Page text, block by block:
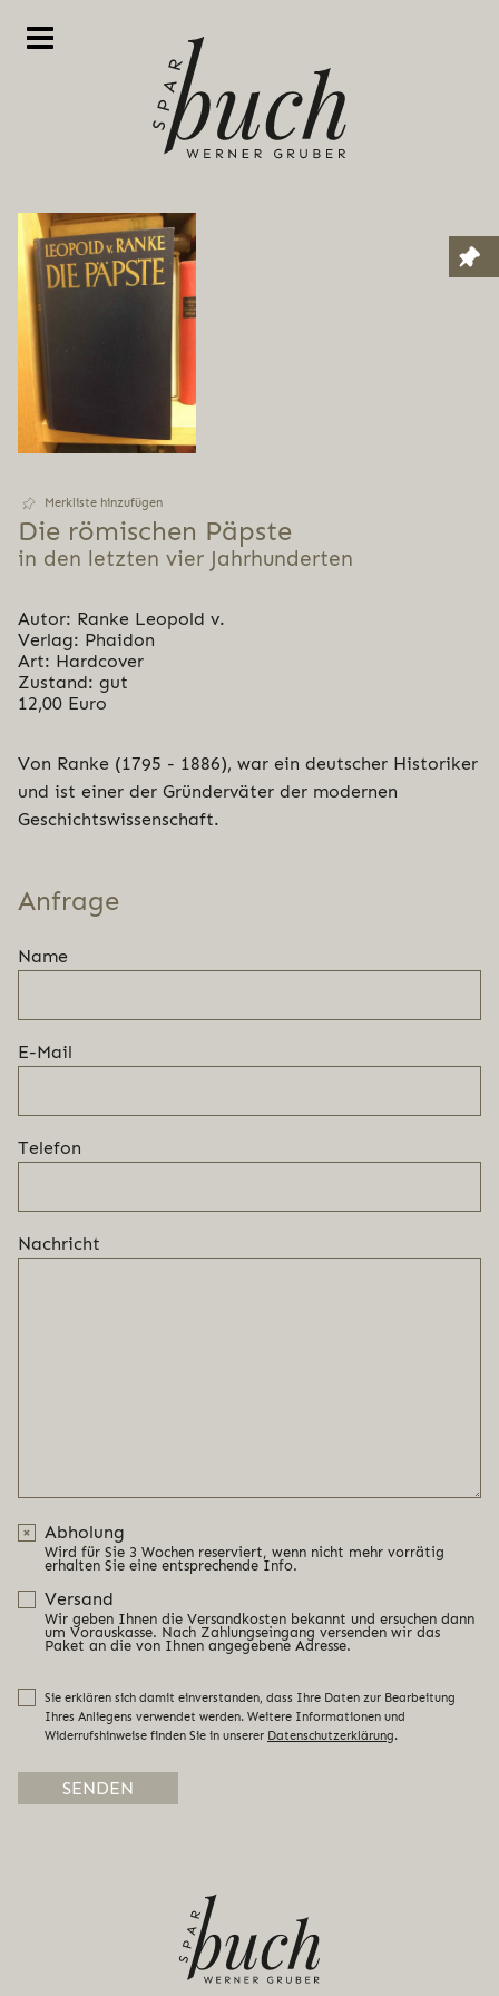
Merkliste hinzufügen
Die römischen Päpste
in den letzten vier Jahrhunderten
Autor: Ranke Leopold v.
Verlag: Phaidon
Art: Hardcover
Zustand: gut
12,00 Euro
Von Ranke (1795 - 1886), war ein deutscher Historiker
und ist einer der Gründerväter der modernen
Geschichtswissenschaft.
Anfrage
Name
E-Mail
Telefon
Nachricht
Abholung
Wird für Sie 3 Wochen reserviert, wenn nicht mehr vorrätig
erhalten Sie eine entsprechende Info.
Versand
Wir geben Ihnen die Versandkosten bekannt und ersuchen dann
um Vorauskasse. Nach Zahlungseingang versenden wir das
Paket an die von Ihnen angegebene Adresse.
Sie erklären sich damit einverstanden, dass Ihre Daten zur Bearbeitung
Ihres Anliegens verwendet werden. Weitere Informationen und
Widerrufshinweise finden Sie in unserer Datenschutzerklärung.